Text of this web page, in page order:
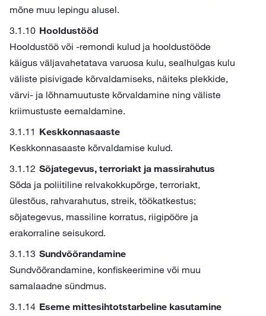
mõne muu lepingu alusel.
Hooldustööd
Hooldustöö või -remondi kulud ja hooldustööde
käigus väljavahetatava varuosa kulu, sealhulgas kulu
väliste pisivigade kõrvaldamiseks, näiteks plekkide,
värvi- ja lõhnamuutuste kõrvaldamine ning väliste
kriimustuste eemaldamine.
Keskkonnasaaste
Keskkonnasaaste kõrvaldamise kulud.
Sõjategevus, terroriakt ja massirahutus
Sõda ja poliitiline relvakokkupõrge, terroriakt,
ülestõus, rahvarahutus, streik, töökatkestus;
sõjategevus, massiline korratus, riigipööre ja
erakorraline seisukord.
Sundvõõrandamine
Sundvõõrandamine, konfiskeerimine või muu
samalaadne sündmus.
Eseme mittesihtotstarbeline kasutamine